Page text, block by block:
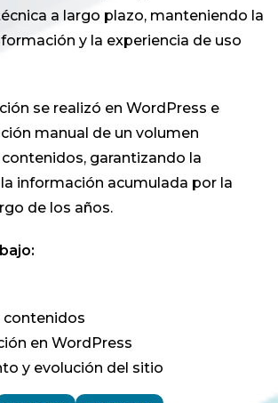
a largo plazo, manteniendo la
y la experiencia de uso
se realizó en WordPress e
manual de un volumen
garantizando la
información acumulada por la
de los años.
contenidos
en WordPress
y evolución del sitio